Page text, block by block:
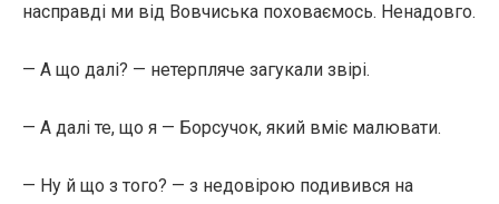
насправді ми від Вовчиська поховаємось. Ненадовго.
— А що далі? — нетерпляче загукали звірі.
— А далі те, що я — Борсучок, який вміє малювати.
— Ну й що з того? — з недовірою подивився на